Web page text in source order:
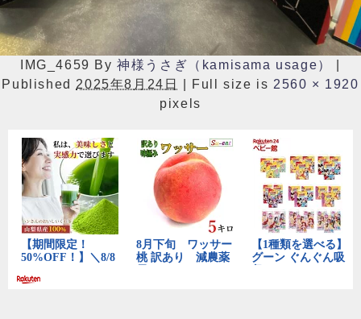
IMG_4659 By 神様うさぎ（kamisama usage）
Published 2025年8月24日 Full size is 2560 × 1920
pixels